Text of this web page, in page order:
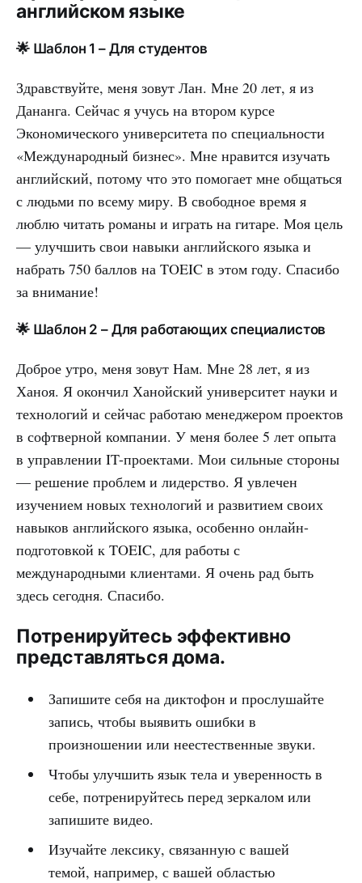
английском языке
🌟 Шаблон 1 – Для студентов
Здравствуйте, меня зовут Лан. Мне 20 лет, я из
Дананга. Сейчас я учусь на втором курсе
Экономического университета по специальности
«Международный бизнес». Мне нравится изучать
английский, потому что это помогает мне общаться
с людьми по всему миру. В свободное время я
люблю читать романы и играть на гитаре. Моя цель
— улучшить свои навыки английского языка и
набрать 750 баллов на TOEIC в этом году. Спасибо
за внимание!
🌟 Шаблон 2 – Для работающих специалистов
Доброе утро, меня зовут Нам. Мне 28 лет, я из
Ханоя. Я окончил Ханойский университет науки и
технологий и сейчас работаю менеджером проектов
в софтверной компании. У меня более 5 лет опыта
в управлении IT-проектами. Мои сильные стороны
— решение проблем и лидерство. Я увлечен
изучением новых технологий и развитием своих
навыков английского языка, особенно онлайн-
подготовкой к TOEIC, для работы с
международными клиентами. Я очень рад быть
здесь сегодня. Спасибо.
Потренируйтесь эффективно
представляться дома.
Запишите себя на диктофон и прослушайте
запись, чтобы выявить ошибки в
произношении или неестественные звуки.
Чтобы улучшить язык тела и уверенность в
себе, потренируйтесь перед зеркалом или
запишите видео.
Изучайте лексику, связанную с вашей
темой, например, с вашей областью